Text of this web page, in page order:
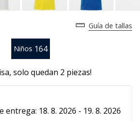
Guía de tallas
Niños 164
solo quedan 2 piezas!
entrega: 18. 8. 2026 - 19. 8. 2026